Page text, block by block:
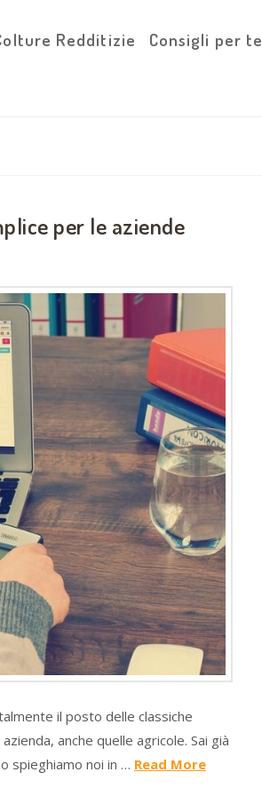
Redditizie Consigli per te
per le aziende
il posto delle classiche
anche quelle agricole. Sai già
spieghiamo noi in … Read More